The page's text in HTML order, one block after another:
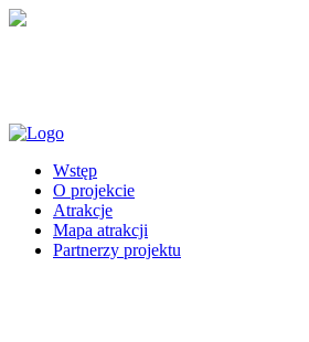
Wstęp
O projekcie
Atrakcje
Mapa atrakcji
Partnerzy projektu